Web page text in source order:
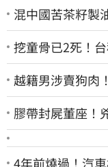
混中國苦茶籽
挖童骨已2死！
越籍男涉賣狗肉
膠帶封屍董座！
4年前燒過！汽